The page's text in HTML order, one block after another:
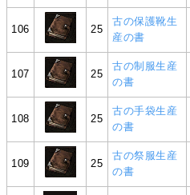
106 25
古の保護靴生
産の書
107 25
古の制服生産
の書
108 25
古の手袋生産
の書
109 25
古の祭服生産
の書